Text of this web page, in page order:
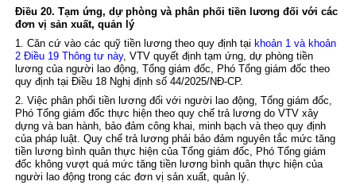
Điều 20. Tạm ứng, dự phòng và phân phối tiền lương đối với các
đơn vị sản xuất, quản lý
1. Căn cứ vào các quỹ tiền lương theo quy định tại khoản 1 và khoản
2 Điều 19 Thông tư này, VTV quyết định tạm ứng, dự phòng tiền
lương của người lao động, Tổng giám đốc, Phó Tổng giám đốc theo
quy định tạiĐiều 18 Nghị định số 44/2025/NĐ-CP.
2. Việc phân phối tiền lương đối với người lao động, Tổng giám đốc,
Phó Tổng giám đốc thực hiện theo quy chế trả lương do VTV xây
dựng và ban hành, bảo đảm công khai, minh bạch và theo quy định
của pháp luật. Quy chế trả lương phải bảo đảm nguyên tắc mức tăng
tiền lương bình quân thực hiện của Tổng giám đốc, Phó Tổng giám
đốc không vượt quá mức tăng tiền lương bình quân thực hiện của
người lao động trong các đơn vị sản xuất, quản lý.